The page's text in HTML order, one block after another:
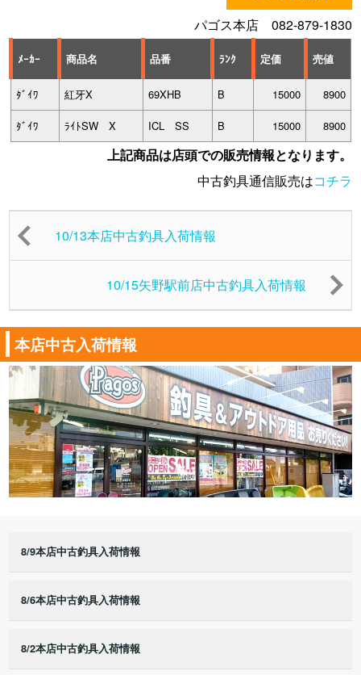
パゴス本店 082-879-1830
ﾒｰｶｰ 商品名 品番 ﾗﾝｸ 定価 売値
ﾀﾞｲﾜ 紅牙X 69XHB B 15000 8900
ﾀﾞｲﾜ ﾗｲﾄSW X ICL SS B 15000 8900
上記商品は店頭での販売情報となります。
中古釣具通信販売はコチラ
10/13本店中古釣具入荷情報
10/15矢野駅前店中古釣具入荷情報
本店中古入荷情報
8/9本店中古釣具入荷情報
8/6本店中古釣具入荷情報
8/2本店中古釣具入荷情報